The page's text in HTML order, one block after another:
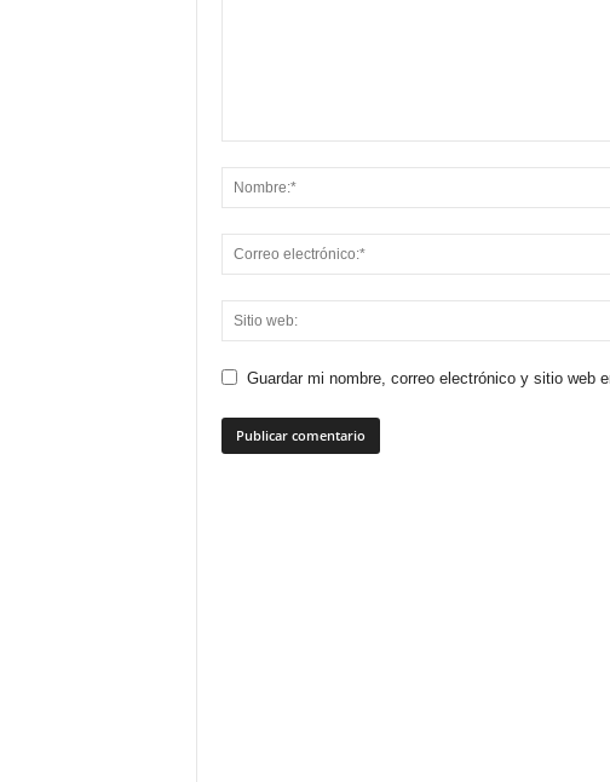
Guardar mi nombre, correo electrónico y sitio web